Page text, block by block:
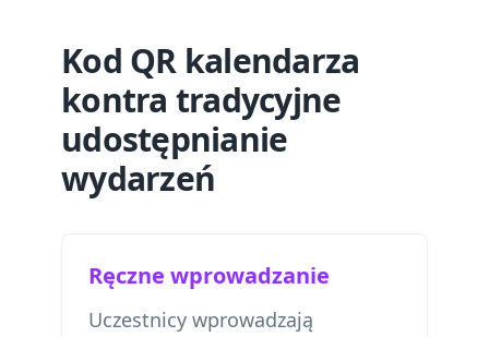
Kod QR kalendarza
kontra tradycyjne
udostępnianie
wydarzeń
Ręczne wprowadzanie
Uczestnicy wprowadzają